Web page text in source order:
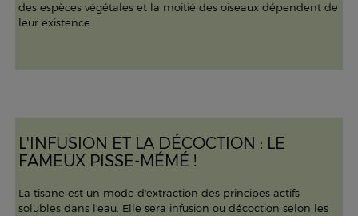
des espèces végétales et la moitié des oiseaux dépendent de
leur existence.
L'INFUSION ET LA DÉCOCTION : LE
FAMEUX PISSE-MÉMÉ !
La tisane est un mode d'extraction des principes actifs
solubles dans l'eau. Elle sera infusion ou décoction selon les